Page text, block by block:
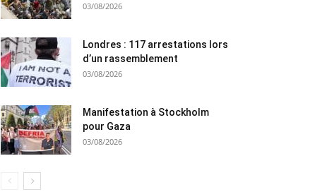
03/08/2026
Londres : 117 arrestations lors
d’un rassemblement
03/08/2026
Manifestation à Stockholm
pour Gaza
03/08/2026